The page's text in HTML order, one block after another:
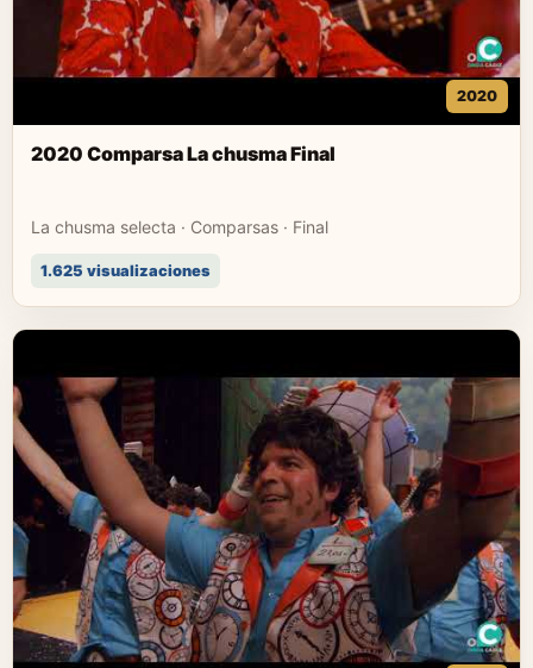
2020
2020 Comparsa La chusma Final
La chusma selecta · Comparsas · Final
1.625 visualizaciones